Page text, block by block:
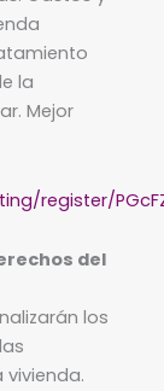
la
Mejor
register/
del
los
vivienda.